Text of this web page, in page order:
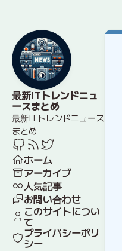
最新ITトレンドニュ
ースまとめ
最新ITトレンドニュース
まとめ
ホーム
アーカイブ
人気記事
お問い合わせ
このサイトについ
て
プライバシーポリ
シー